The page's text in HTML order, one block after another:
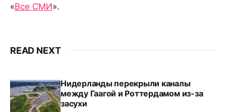
«Все СМИ».
READ NEXT
Нидерланды перекрыли каналы
между Гаагой и Роттердамом из-за
засухи